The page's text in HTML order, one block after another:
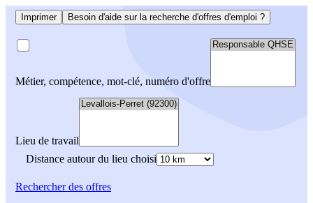
Imprimer Besoin d'aide sur la recherche d'offres d'emploi ?
Métier, compétence, mot-clé, numéro d'offre
Lieu de travail
Distance autour du lieu choisi
Rechercherdes offres